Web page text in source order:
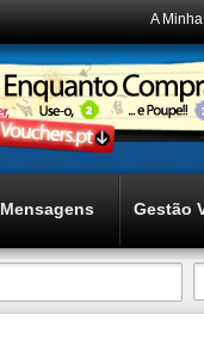
A
Mensagens Gestão